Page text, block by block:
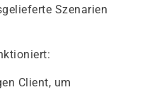
Szenarien
Client, um